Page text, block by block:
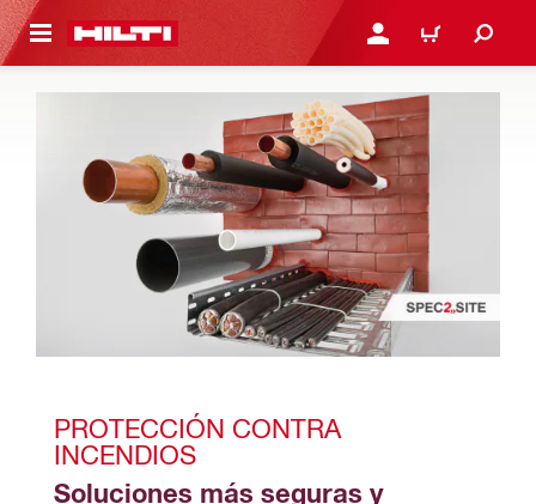
PRINCIPAL INICIE SESIÓN O
CARRITO
PROTECCIÓN CONTRA
INCENDIOS
Soluciones más seguras y